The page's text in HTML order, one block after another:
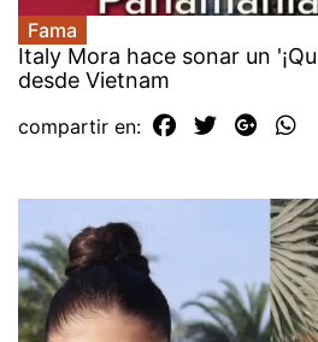
Fama
Italy Mora hace sonar un
desde Vietnam
compartir en: